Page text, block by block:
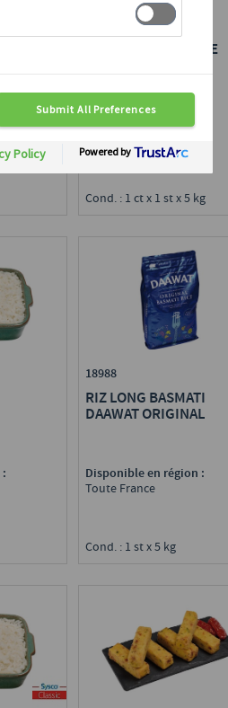
:
70705
NID DE TAGLIATELLE
Disponible en région :
Cond. : 1 ct x 1 st x 5 kg
18988
RIZ LONG BASMATI
DAAWAT ORIGINAL
Disponible en région :
Toute France
Cond. : 1 st x 5 kg